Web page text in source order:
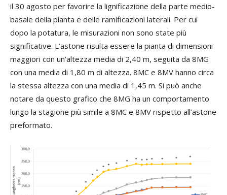
il 30 agosto per favorire la lignificazione della parte medio-
basale della pianta e delle ramificazioni laterali. Per cui
dopo la potatura, le misurazioni non sono state più
significative. L’astone risulta essere la pianta di dimensioni
maggiori con un’altezza media di 2,40 m, seguita da 8MG
con una media di 1,80 m di altezza. 8MC e 8MV hanno circa
la stessa altezza con una media di 1,45 m. Si può anche
notare da questo grafico che 8MG ha un comportamento
lungo la stagione più simile a 8MC e 8MV rispetto all’astone
preformato.